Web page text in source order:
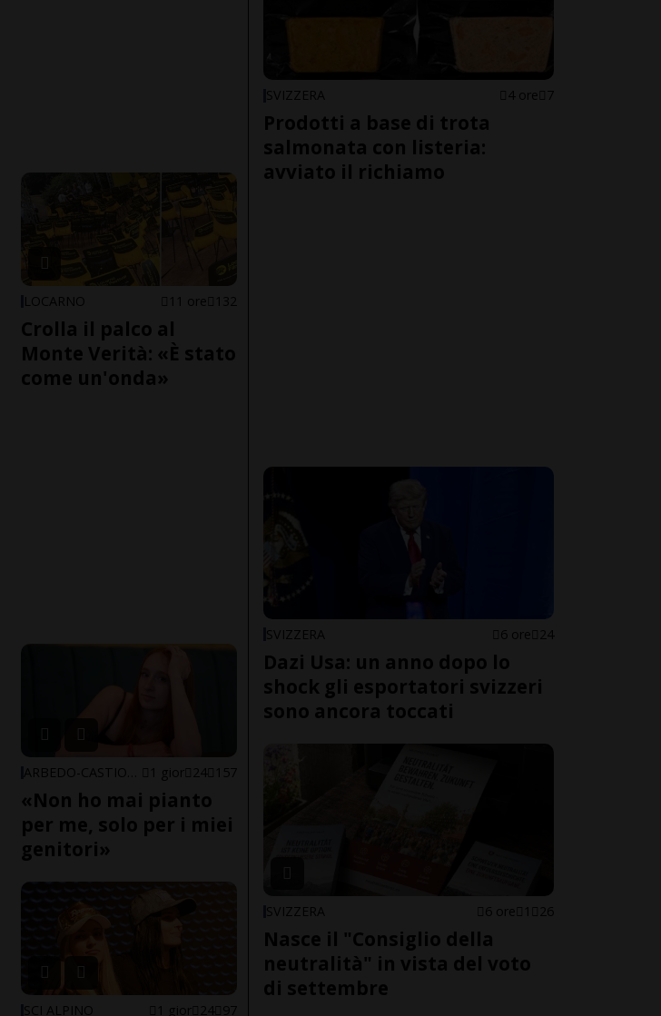
LOCARNO 11 ore 132
Crolla il palco al
Monte Verità: «È stato
come un'onda»
1 gior 24 157
«Non ho mai pianto
per me, solo per i miei
genitori»
SCI ALPINO 1 gior 24 97
SVIZZERA 4 ore 7
Prodotti a base di trota
salmonata con listeria:
avviato il richiamo
SVIZZERA 6 ore 24
Dazi Usa: un anno dopo lo
shock gli esportatori svizzeri
sono ancora toccati
SVIZZERA 6 ore 1 26
Nasce il "Consiglio della
neutralità" in vista del voto
di settembre